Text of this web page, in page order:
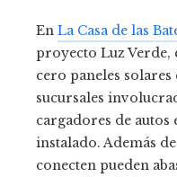
En La Casa de las
proyecto Luz Verde,
cero paneles
sucursales
cargadores de autos
instalado. Además
conecten pueden